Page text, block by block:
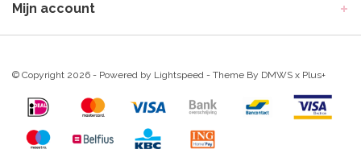
Mijn account
© Copyright 2026 - Powered by Lightspeed - Theme By DMWS x Plus+